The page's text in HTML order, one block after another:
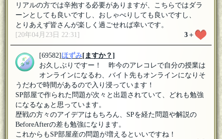
リアルの方では辛抱する必要がありますが、こちらではダラ
ーンとしても良いですし、おしゃべりしても良いですし、
とりあえず皆さんが楽しく過ごせれば幸いです。
[20年04月23日 22:31]
3＋
[69582]ほずみ[ますか？]
お久しぶりですー！ 昨今のアレコレで自分の授業は
オンラインになるわ、バイト先もオンラインになりそ
うだわで時間があるので入り浸っています！
SP部屋で作られた問題が次々と出題されていて、どれも勉強
になるなぁと思っています。
歴戦の方々のアイデアはもちろん、SPを経た問題や解説の
BeforeAfterの差も勉強になります。
これからもSP部屋産の問題が増えるといいですね！